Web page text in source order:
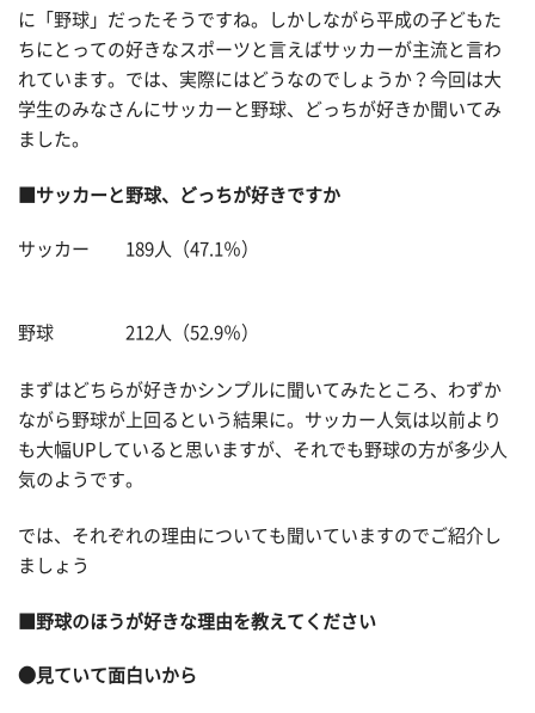
に「野球」だったそうですね。しかしながら平成の子どもた
ちにとっての好きなスポーツと言えばサッカーが主流と言わ
れています。では、実際にはどうなのでしょうか？今回は大
学生のみなさんにサッカーと野球、どっちが好きか聞いてみ
ました。
■サッカーと野球、どっちが好きですか
サッカー 189人（47.1％）
野球 212人（52.9％）
まずはどちらが好きかシンプルに聞いてみたところ、わずか
ながら野球が上回るという結果に。サッカー人気は以前より
も大幅UPしていると思いますが、それでも野球の方が多少人
気のようです。
では、それぞれの理由についても聞いていますのでご紹介し
ましょう
■野球のほうが好きな理由を教えてください
●見ていて面白いから